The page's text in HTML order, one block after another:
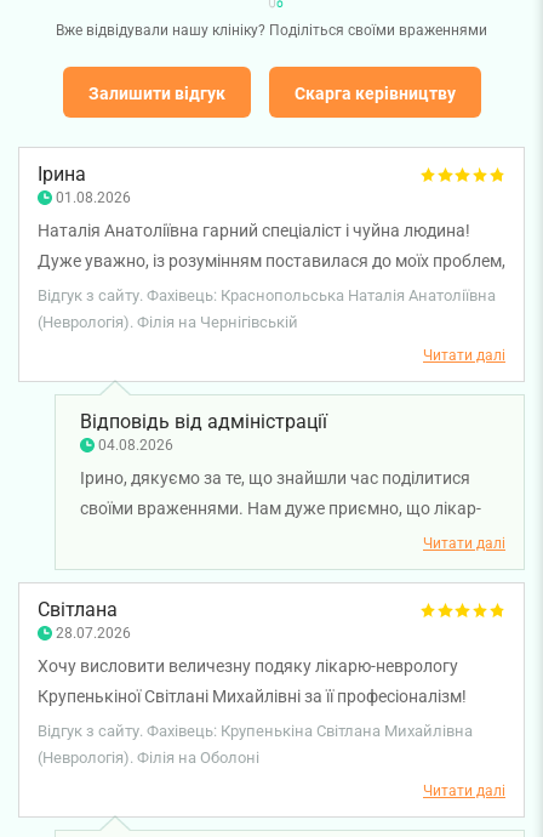
Вже відвідували нашу клініку? Поділіться своїми враженнями
Залишити відгук Скарга керівництву
Ірина
01.08.2026
Наталія Анатоліївна гарний спеціаліст і чуйна людина!
Дуже уважно, із розумінням поставилася до моїх проблем,
надала всі необхідні пояснення і призначила лікування.
Щиро дякую лікарю! Також хочу відмітити роботу
адміністраторів, які перепросили за затримку візиту і
надали знижку за консультацію.
Відгук з сайту. Фахівець: Краснопольська Наталія Анатоліївна
(Неврологія). Філія на Чернігівській
Читати далі
Відповідь від адміністрації
04.08.2026
Ірино, дякуємо за те, що знайшли час поділитися
своїми враженнями. Нам дуже приємно, що лікар-
невропатолог Наталія Краснопольська уважно
поставилася до вашої ситуації, надала зрозумілі
пояснення та допомогла підібрати лікування. Для
нас важливо, щоб кожен пацієнт отримував не лише
кваліфіковану медичну допомогу, а й підтримку та
уважне ставлення під час консультації. Бажаємо
вам міцного здоров'я!
Читати далі
Світлана
28.07.2026
Хочу висловити величезну подяку лікарю-неврологу
Крупенькіної Світлані Михайлівні за її професіоналізм!
Протягом кількох днів мене мучив сильний біль у стопі,
через який було важко ходити. Я зверталася до інших
фахівців, але ніхто не міг поставити точний діагноз та
визначити причину. Світлана Михайлівна дуже уважно
Відгук з сайту. Фахівець: Крупенькіна Світлана Михайлівна
(Неврологія). Філія на Оболоні
Читати далі